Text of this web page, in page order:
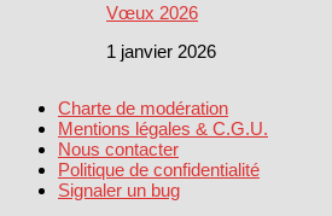
Vœux 2026
1 janvier 2026
Charte de modération
Mentions légales & C.G.U.
Nous contacter
Politique de confidentialité
Signaler un bug